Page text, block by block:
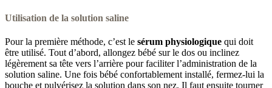
Utilisation de la solution saline
Pour la première méthode, c’est le sérum physiologique qui doit
être utilisé. Tout d’abord, allongez bébé sur le dos ou inclinez
légèrement sa tête vers l’arrière pour faciliter l’administration de la
solution saline. Une fois bébé confortablement installé, fermez-lui la
bouche et pulvérisez la solution dans son nez. Il faut ensuite tourner